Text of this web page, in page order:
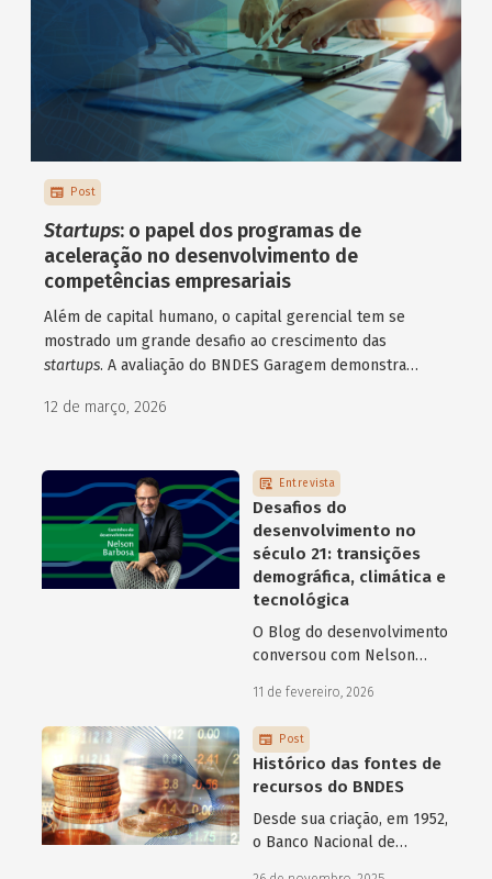
Post
Startups: o papel dos programas de
aceleração no desenvolvimento de
competências empresariais
Além de capital humano, o capital gerencial tem se
mostrado um grande desafio ao crescimento das
startups. A avaliação do BNDES Garagem demonstra
superação desse desafio.
12 de março, 2026
Entrevista
Desafios do
desenvolvimento no
século 21: transições
demográfica, climática e
tecnológica
O Blog do desenvolvimento
conversou com Nelson
atuais do desenvolvimento
hoje.
11 de fevereiro, 2026
Post
Histórico das fontes de
recursos do BNDES
Desde sua criação, em 1952,
o Banco Nacional de